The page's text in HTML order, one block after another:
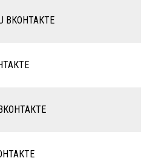
ВКОНТАКТЕ
ВКОНТАКТЕ